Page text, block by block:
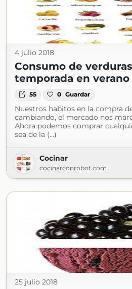
4 julio 2018
Consumo de
temporada en verano
55 0 Guardar
Nuestros habitos en la compra
cambiando, el mercado nos
Ahora podemos comprar
sea de la (...)
Cocinar
cocinarconrobot.com
25 julio 2018